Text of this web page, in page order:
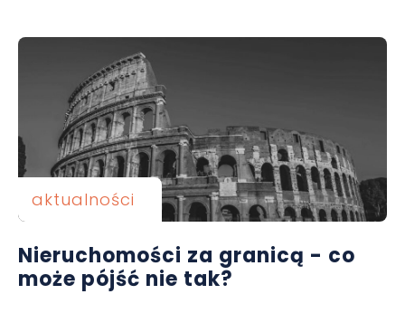
aktualności
Nieruchomości za granicą - co
może pójść nie tak?